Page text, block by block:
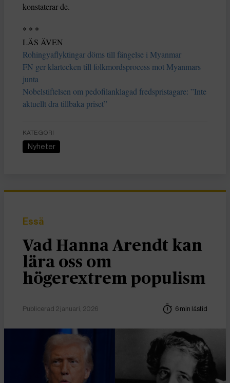
konstaterar de.
* * *
LÄS ÄVEN
Rohingyaflyktingar döms till fängelse i Myanmar
FN ger klartecken till folkmordsprocess mot Myanmars
junta
Nobelstiftelsen om pedofilanklagad fredspristagare: ”Inte
aktuellt dra tillbaka priset”
KATEGORI
Nyheter
Essä
Vad Hanna Arendt kan
lära oss om
högerextrem populism
Publicerad 2 januari, 2026 6 min lästid